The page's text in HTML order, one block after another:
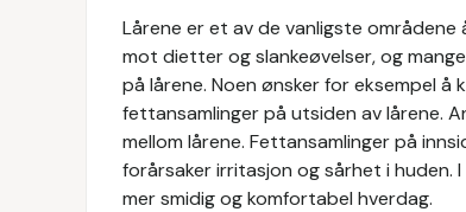
Lårene er et av de vanligste
mot dietter og slankeøvelser, og
på lårene. Noen ønsker for eksempel å
fettansamlinger på utsiden av lårene.
mellom lårene. Fettansamlinger på
forårsaker irritasjon og sårhet i huden.
mer smidig og komfortabel hverdag.